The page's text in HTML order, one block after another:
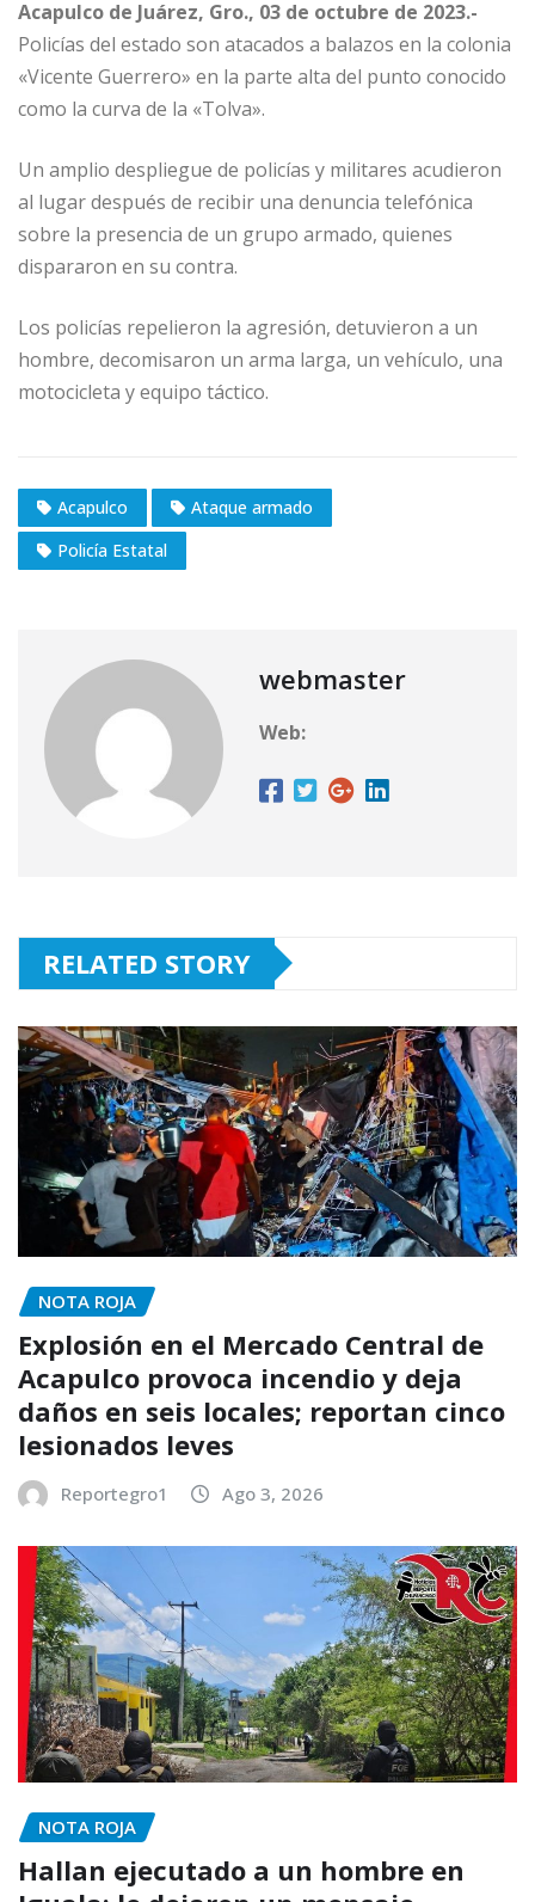
Acapulco de Juárez, Gro., 03 de octubre de 2023.-
Policías del estado son atacados a balazos en la colonia
«Vicente Guerrero» en la parte alta del punto conocido
como la curva de la «Tolva».
Un amplio despliegue de policías y militares acudieron
al lugar después de recibir una denuncia telefónica
sobre la presencia de un grupo armado, quienes
dispararon en su contra.
Los policías repelieron la agresión, detuvieron a un
hombre, decomisaron un arma larga, un vehículo, una
motocicleta y equipo táctico.
Acapulco
Ataque armado
Policía Estatal
webmaster
Web:
RELATED STORY
NOTA ROJA
Explosión en el Mercado Central de
Acapulco provoca incendio y deja
daños en seis locales; reportan cinco
lesionados leves
Reportegro1 Ago 3, 2026
NOTA ROJA
Hallan ejecutado a un hombre en